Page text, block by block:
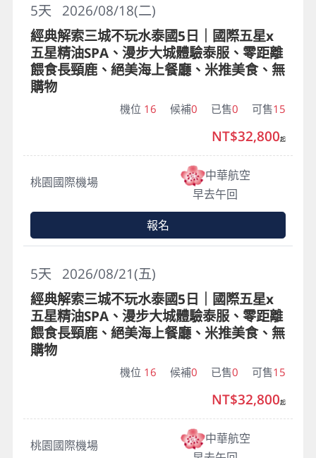
2026/08/18(二)
5天
經典解索三城不玩水泰國5日｜國際五星x
五星精油SPA、漫步大城體驗泰服、零距離
餵食長頸鹿、絕美海上餐廳、米推美食、無
購物
機位 16 候補0 已售0 可售15
桃園國際機場
中華航空
早去午回
NT$32,800起
報名
2026/08/21(五)
5天
經典解索三城不玩水泰國5日｜國際五星x
五星精油SPA、漫步大城體驗泰服、零距離
餵食長頸鹿、絕美海上餐廳、米推美食、無
購物
機位 16 候補0 已售0 可售15
桃園國際機場
中華航空
NT$32,800起